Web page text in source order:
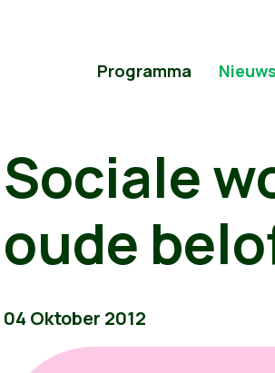
Programma Nieuws
Sociale
oude
04 Oktober 2012